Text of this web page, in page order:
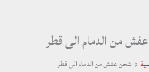
من الدمام الى قطر
شحن عفش من الدمام الى قطر